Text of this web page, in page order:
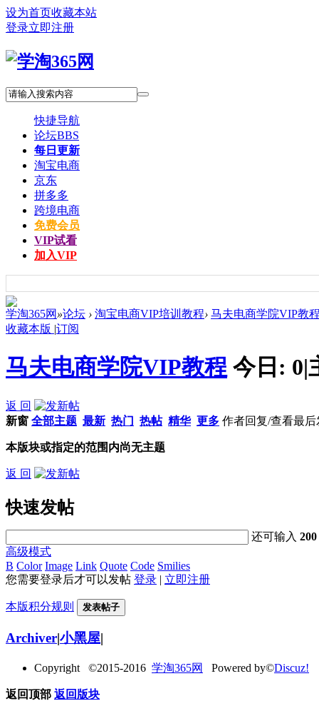
设为首页收藏本站
登录立即注册
快捷导航
论坛BBS
每日更新
淘宝电商
京东
拼多多
跨境电商
免费会员
VIP试看
加入VIP
学淘365网 »论坛 › 淘宝电商VIP培训教程› 马夫电商学院VIP教
收藏本版 |订阅
马夫电商学院VIP教程 今日: 0|
返 回
新窗 全部主题 最新 热门 热帖 精华 更多 作者回复/查看最后
本版块或指定的范围内尚无主题
返 回
快速发帖
还可输入200
高级模式
B Color Image Link Quote Code Smilies
您需要登录后才可以发帖 登录 | 立即注册
本版积分规则 发表帖子
Archiver|小黑屋|
Copyright ©2015-2016 学淘365网 Powered by©Discuz!
返回顶部 返回版块